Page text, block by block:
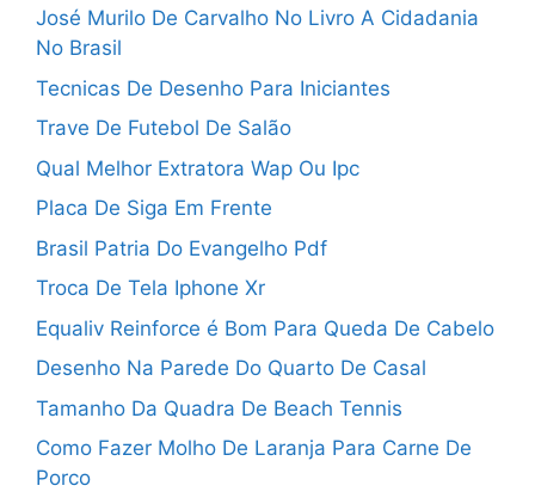
José Murilo De Carvalho No Livro A Cidadania
No Brasil
Tecnicas De Desenho Para Iniciantes
Trave De Futebol De Salão
Qual Melhor Extratora Wap Ou Ipc
Placa De Siga Em Frente
Brasil Patria Do Evangelho Pdf
Troca De Tela Iphone Xr
Equaliv Reinforce é Bom Para Queda De Cabelo
Desenho Na Parede Do Quarto De Casal
Tamanho Da Quadra De Beach Tennis
Como Fazer Molho De Laranja Para Carne De
Porco